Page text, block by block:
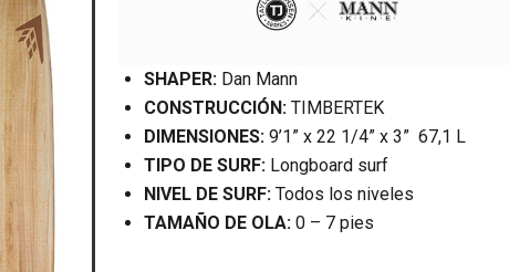
SHAPER:Dan Mann
CONSTRUCCIÓN:TIMBERTEK
DIMENSIONES: 9’1” x 22 1/4” x 3” 67,1 L
TIPO DE SURF:Longboard surf
NIVEL DE SURF:Todos los niveles
TAMAÑO DE OLA:0 – 7 pies